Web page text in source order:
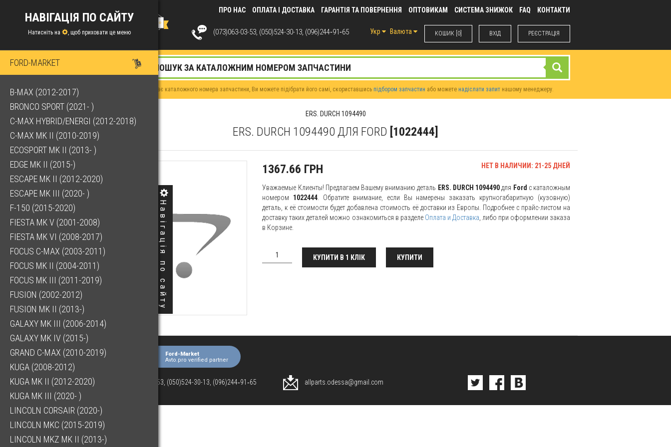
Навігація по сайту
ПРО НАС ОПЛАТА І ДОСТАВКА ГАРАНТІЯ ТА ПОВЕРНЕННЯ ОПТОВИКАМ СИСТЕМА ЗНИЖОК FAQ КОНТАКТИ
КОШИК [0] ВХIД РЕЄСТРАЦІЯ
Укр Валюта
(073)063-03-53, (050)524-30-13, (096)244‑91‑65
НАВІГАЦІЯ ПО САЙТУ
Натисніть на , щоб приховати це меню
FORD-MARKET
B-MAX (2012-2017)
BRONCO SPORT (2021- )
C-MAX HYBRID/ENERGI (2012-2018)
C-MAX MK II (2010-2019)
ECOSPORT MK II (2013- )
EDGE MK II (2015-)
ESCAPE MK II (2012-2020)
ESCAPE MK III (2020- )
F-150 (2015-2020)
FIESTA MK V (2001-2008)
FIESTA MK VI (2008-2017)
FOCUS C-MAX (2003-2011)
FOCUS MK II (2004-2011)
FOCUS MK III (2011-2019)
FUSION (2002-2012)
FUSION MK II (2013-)
GALAXY MK III (2006-2014)
GALAXY MK IV (2015-)
GRAND C-MAX (2010-2019)
KUGA (2008-2012)
KUGA MK II (2012-2020)
KUGA MK III (2020- )
LINCOLN CORSAIR (2020-)
LINCOLN MKC (2015-2019)
LINCOLN MKZ MK II (2013-)
Якщо у Вас немає каталожного номера запчастини, Ви можете підібрати його самі, скориставшись підбором запчастин або можете надіслати запит нашому менеджеру.
ERS. DURCH 1094490
ERS. DURCH 1094490 ДЛЯ FORD [1022444]
1367.66 ГРН НЕТ В НАЛИЧИИ: 21-25 ДНЕЙ
Уважаемые Клиенты! Предлагаем Вашему вниманию деталь ERS. DURCH 1094490 для Ford с каталожным
номером 1022444 . Обратите внимание, если Вы намерены заказать крупногабаритную (кузовную)
деталь, к её стоимости будет добавлена стоимость её доставки из Европы. Подробнее с прайс-листом на
доставку таких деталей можно ознакомиться в разделе Оплата и Доставка , либо при оформлении заказа
в Корзине.
КУПИТИ В 1 КЛІК КУПИТИ
Ford-Market
Avto.pro verified partner
(073)063-03-53, (050)524-30-13, (096)244‑91‑65 allparts.odessa@gmail.com